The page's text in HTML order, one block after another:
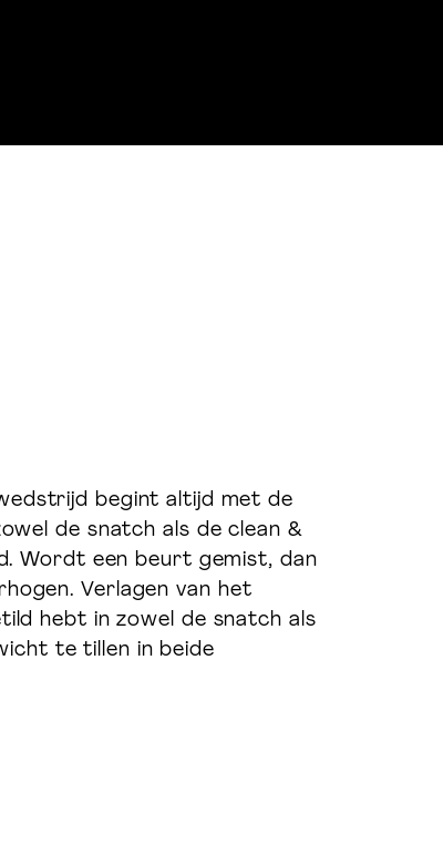
begint altijd met de
de snatch als de clean &
Wordt een beurt gemist, dan
Verlagen van het
hebt in zowel de snatch als
te tillen in beide